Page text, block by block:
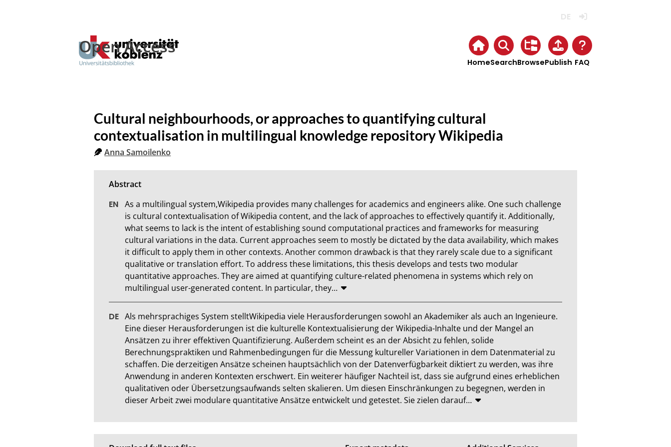
Open Access
HomeSearchBrowsePublish FAQ
Cultural neighbourhoods, or approaches to quantifying cultural
contextualisation in multilingual knowledge repository Wikipedia
Anna Samoilenko
As a multilingual system,Wikipedia provides many challenges for academics and engineers alike. One such challenge
is cultural contextualisation of Wikipedia content, and the lack of approaches to effectively quantify it. Additionally,
what seems to lack is the intent of establishing sound computational practices and frameworks for measuring
cultural variations in the data. Current approaches seem to mostly be dictated by the data availability, which makes
it difficult to apply them in other contexts. Another common drawback is that they rarely scale due to a significant
qualitative or translation effort. To address these limitations, this thesis develops and tests two modular
quantitative approaches. They are aimed at quantifying culture-related phenomena in systems which rely on
multilingual user-generated content. In particular, they…
Als mehrsprachiges System stelltWikipedia viele Herausforderungen sowohl an Akademiker als auch an Ingenieure.
Eine dieser Herausforderungen ist die kulturelle Kontextualisierung der Wikipedia-Inhalte und der Mangel an
Ansätzen zu ihrer effektiven Quantifizierung. Außerdem scheint es an der Absicht zu fehlen, solide
Berechnungspraktiken und Rahmenbedingungen für die Messung kultureller Variationen in dem Datenmaterial zu
schaffen. Die derzeitigen Ansätze scheinen hauptsächlich von der Datenverfügbarkeit diktiert zu werden, was ihre
Anwendung in anderen Kontexten erschwert. Ein weiterer häufiger Nachteil ist, dass sie aufgrund eines erheblichen
qualitativen oder Übersetzungsaufwands selten skalieren. Um diesen Einschränkungen zu begegnen, werden in
dieser Arbeit zwei modulare quantitative Ansätze entwickelt und getestet. Sie zielen darauf…